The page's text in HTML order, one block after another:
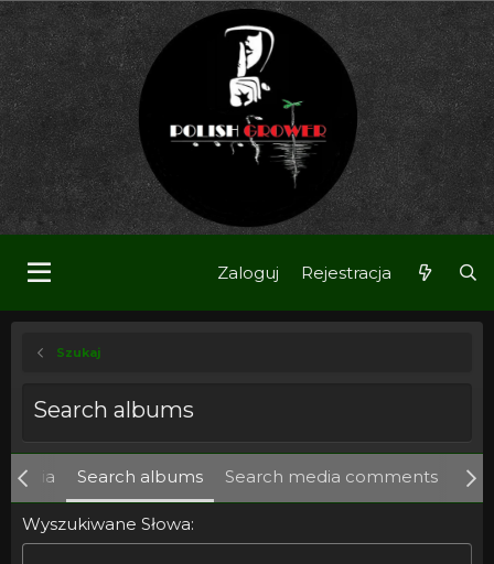
Zaloguj Rejestracja
Szukaj
Search albums
Search albums Search media comments
Wyszukiwane Słowa